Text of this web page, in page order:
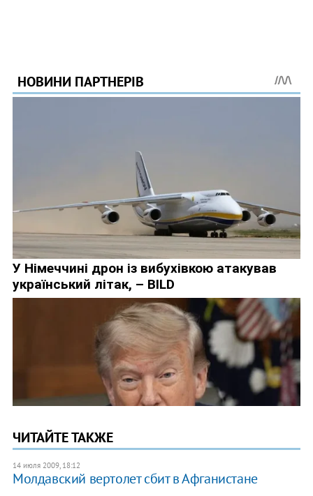
ЧИТАЙТЕ ТАКЖЕ
14 июля 2009, 18:12
Молдавский вертолет сбит в Афганистане